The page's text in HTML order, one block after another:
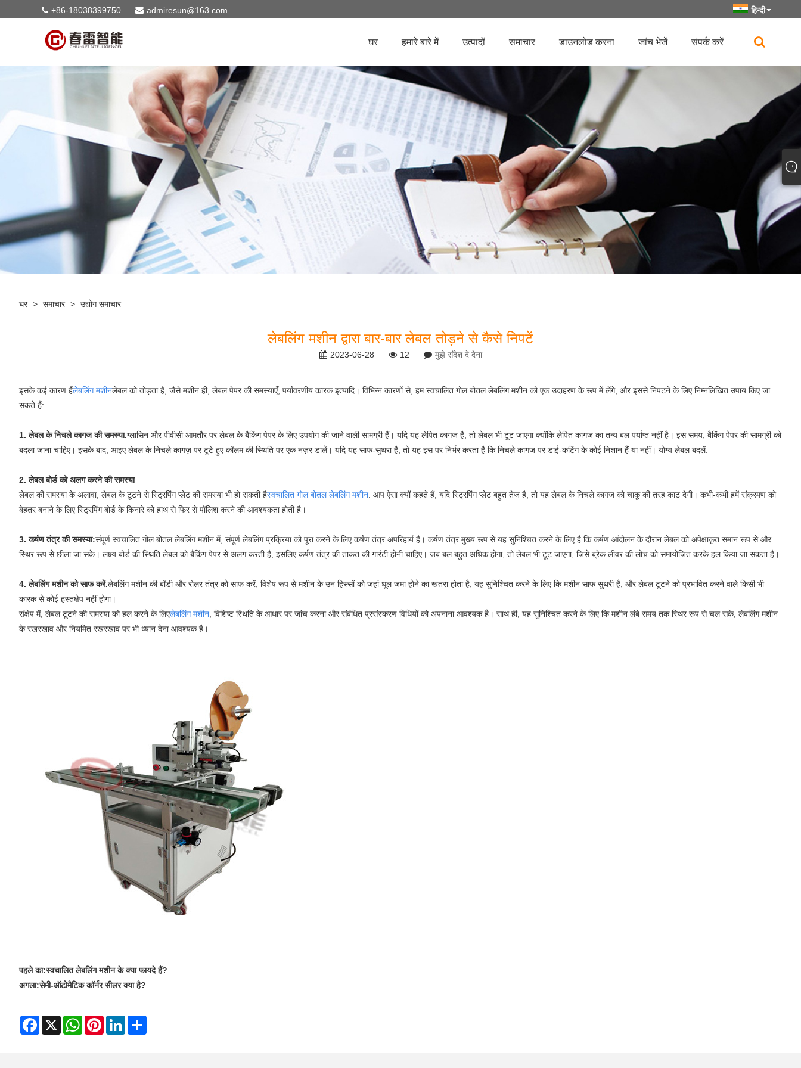
+86-18038399750 admiresun@163.com हिन्दी
घर हमारे बारे में उत्पादों समाचार डाउनलोड करना जांच भेजें संपर्क करें
घर > समाचार > उद्योग समाचार
लेबलिंग मशीन द्वारा बार-बार लेबल तोड़ने से कैसे निपटें
2023-06-28 12 मुझे संदेश दे देना
इसके कई कारण हैंलेबलिंग मशीनलेबल को तोड़ता है, जैसे मशीन ही, लेबल पेपर की समस्याएँ, पर्यावरणीय कारक इत्यादि। विभिन्न कारणों से, हम स्वचालित गोल बोतल लेबलिंग मशीन को एक उदाहरण के रूप में लेंगे, और इससे निपटने के लिए निम्नलिखित उपाय किए जा
सकते हैं:
1. लेबल के निचले कागज की समस्या.ग्लासिन और पीवीसी आमतौर पर लेबल के बैकिंग पेपर के लिए उपयोग की जाने वाली सामग्री हैं। यदि यह लेपित कागज है, तो लेबल भी टूट जाएगा क्योंकि लेपित कागज का तन्य बल पर्याप्त नहीं है। इस समय, बैकिंग पेपर की सामग्री को
बदला जाना चाहिए। इसके बाद, आइए लेबल के निचले कागज़ पर टूटे हुए कॉलम की स्थिति पर एक नज़र डालें। यदि यह साफ-सुथरा है, तो यह इस पर निर्भर करता है कि निचले कागज पर डाई-कटिंग के कोई निशान हैं या नहीं। योग्य लेबल बदलें.
2. लेबल बोर्ड को अलग करने की समस्या
लेबल की समस्या के अलावा, लेबल के टूटने से स्ट्रिपिंग प्लेट की समस्या भी हो सकती हैस्वचालित गोल बोतल लेबलिंग मशीन . आप ऐसा क्यों कहते हैं, यदि स्ट्रिपिंग प्लेट बहुत तेज है, तो यह लेबल के निचले कागज को चाकू की तरह काट देगी। कभी-कभी हमें संक्रमण को
बेहतर बनाने के लिए स्ट्रिपिंग बोर्ड के किनारे को हाथ से फिर से पॉलिश करने की आवश्यकता होती है।
3. कर्षण तंत्र की समस्या:संपूर्ण स्वचालित गोल बोतल लेबलिंग मशीन में, संपूर्ण लेबलिंग प्रक्रिया को पूरा करने के लिए कर्षण तंत्र अपरिहार्य है। कर्षण तंत्र मुख्य रूप से यह सुनिश्चित करने के लिए है कि कर्षण आंदोलन के दौरान लेबल को अपेक्षाकृत समान रूप से और
स्थिर रूप से छीला जा सके। लक्ष्य बोर्ड की स्थिति लेबल को बैकिंग पेपर से अलग करती है, इसलिए कर्षण तंत्र की ताकत की गारंटी होनी चाहिए। जब बल बहुत अधिक होगा, तो लेबल भी टूट जाएगा, जिसे ब्रेक लीवर की लोच को समायोजित करके हल किया जा सकता है।
4. लेबलिंग मशीन को साफ करें.लेबलिंग मशीन की बॉडी और रोलर तंत्र को साफ करें, विशेष रूप से मशीन के उन हिस्सों को जहां धूल जमा होने का खतरा होता है, यह सुनिश्चित करने के लिए कि मशीन साफ ​​सुथरी है, और लेबल टूटने को प्रभावित करने वाले किसी भी
कारक से कोई हस्तक्षेप नहीं होगा।
संक्षेप में, लेबल टूटने की समस्या को हल करने के लिएलेबलिंग मशीन , विशिष्ट स्थिति के आधार पर जांच करना और संबंधित प्रसंस्करण विधियों को अपनाना आवश्यक है। साथ ही, यह सुनिश्चित करने के लिए कि मशीन लंबे समय तक स्थिर रूप से चल सके, लेबलिंग मशीन
के रखरखाव और नियमित रखरखाव पर भी ध्यान देना आवश्यक है।
पहले का:स्वचालित लेबलिंग मशीन के क्या फायदे हैं?
अगला:सेमी-ऑटोमैटिक कॉर्नर सीलर क्या है?
Facebook
X WhatsAppPinterestLinkedIn